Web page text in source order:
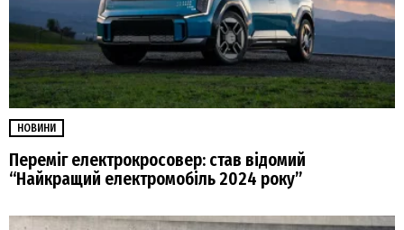
НОВИНИ
Переміг електрокросовер: став відомий
“Найкращий електромобіль 2024 року”